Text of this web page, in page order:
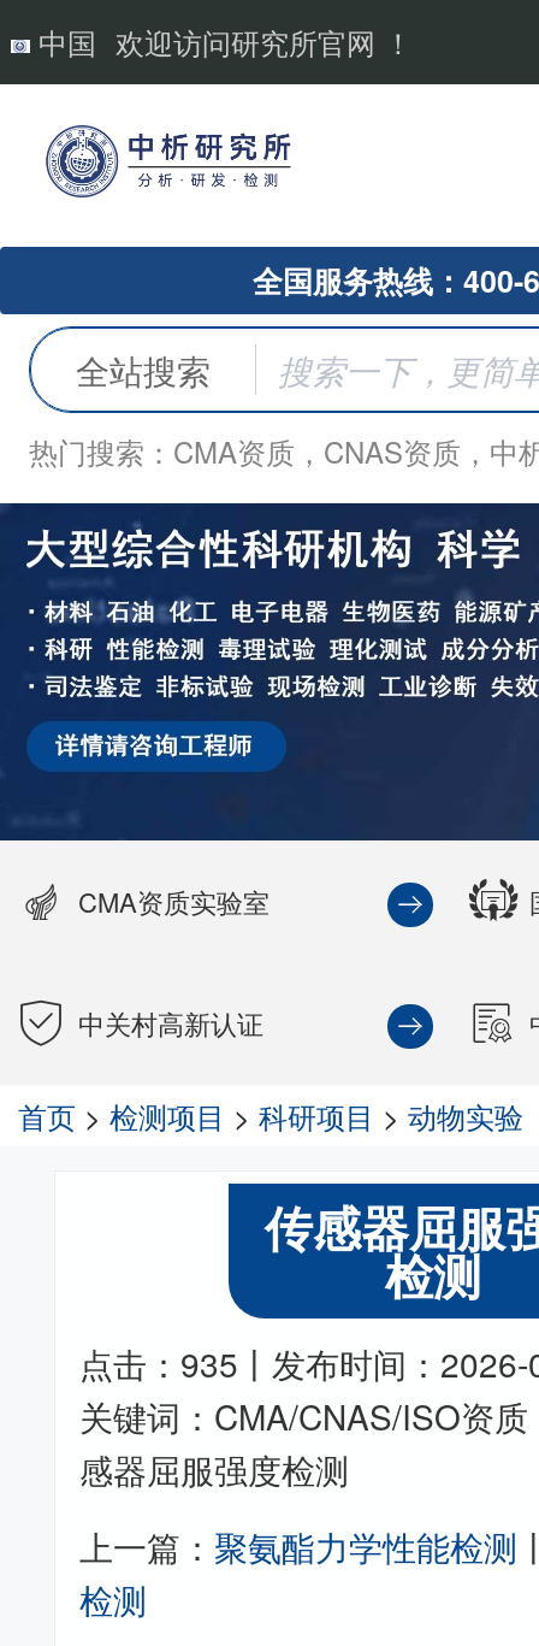
中国 欢迎访问研究所官网 ！
全国服务热线：400-
全站搜索
热门搜索：CMA资质，CNAS资质，中
CMA资质实验室
中关村高新认证
首页 > 检测项目 > 科研项目 > 动物实验
传感器屈服
检测
点击：935丨发布时间：
关键词：CMA/CNAS/ISO资
感器屈服强度检测
上一篇： 聚氨酯力学性能检测
检测